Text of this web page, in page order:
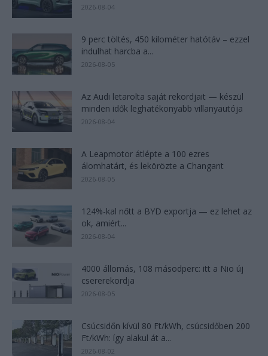
2026-08-04
9 perc töltés, 450 kilométer hatótáv – ezzel
indulhat harcba a...
2026-08-05
Az Audi letarolta saját rekordjait — készül
minden idők leghatékonyabb villanyautója
2026-08-04
A Leapmotor átlépte a 100 ezres
álomhatárt, és lekörözte a Changant
2026-08-05
124%-kal nőtt a BYD exportja — ez lehet az
ok, amiért...
2026-08-04
4000 állomás, 108 másodperc: itt a Nio új
csererekordja
2026-08-05
Csúcsidőn kívül 80 Ft/kWh, csúcsidőben 200
Ft/kWh: így alakul át a...
2026-08-02